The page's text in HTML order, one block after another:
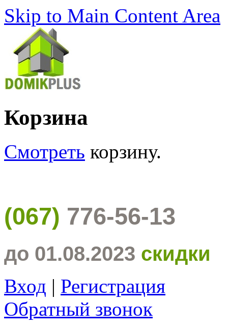
Skip to Main Content Area
Корзина
Смотреть корзину.
(067) 776-56-13
до 01.08.2023 скидки
Вход | Регистрация
Обратный звонок